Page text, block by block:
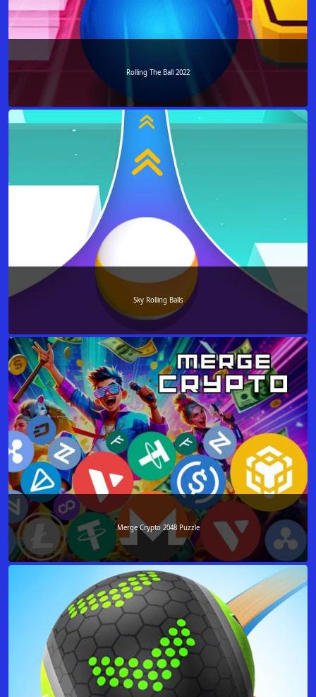
Rolling The Ball 2022
Sky Rolling Balls
Merge Crypto 2048 Puzzle